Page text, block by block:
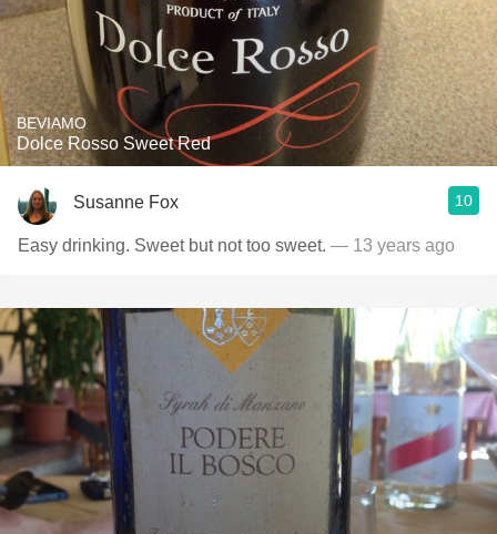
BEVIAMO
Dolce Rosso Sweet Red
Susanne Fox 10
Easy drinking. Sweet but not too sweet. — 13 years ago